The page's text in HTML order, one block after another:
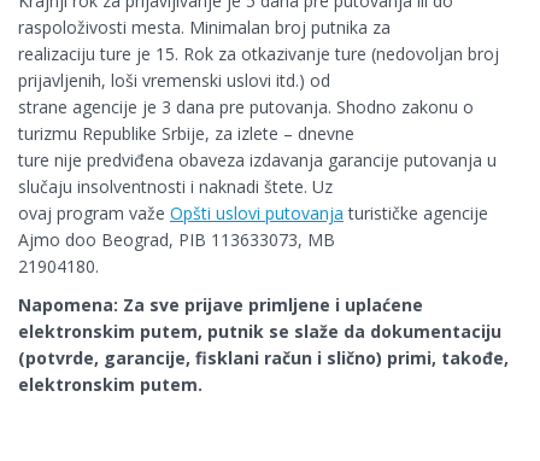
raspoloživosti mesta. Minimalan broj putnika za
realizaciju ture je 15. Rok za otkazivanje ture (nedovoljan broj
prijavljenih, loši vremenski uslovi itd.) od
strane agencije je 3 dana pre putovanja. Shodno zakonu o
turizmu Republike Srbije, za izlete – dnevne
ture nije predviđena obaveza izdavanja garancije putovanja u
slučaju insolventnosti i naknadi štete. Uz
ovaj program važe Opšti uslovi putovanja turističke agencije
Ajmo doo Beograd, PIB 113633073, MB
21904180.
Napomena: Za sve prijave primljene i uplaćene
elektronskim putem, putnik se slaže da dokumentaciju
(potvrde, garancije, fisklani račun i slično) primi, takođe,
elektronskim putem.